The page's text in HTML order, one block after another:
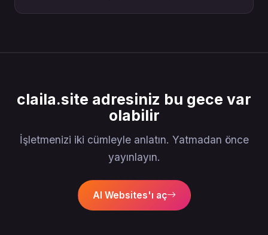
claila.site adresiniz bu gece var
olabilir
İşletmenizi iki cümleyle anlatın. Yatmadan önce
yayınlayın.
AI Websites'ı aç